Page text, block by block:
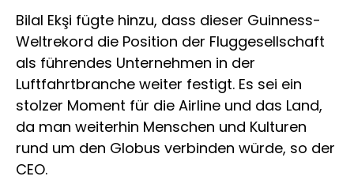
Bilal Ekşi fügte hinzu, dass dieser Guinness-
Weltrekord die Position der Fluggesellschaft
als führendes Unternehmen in der
Luftfahrtbranche weiter festigt. Es sei ein
stolzer Moment für die Airline und das Land,
da man weiterhin Menschen und Kulturen
rund um den Globus verbinden würde, so der
CEO.